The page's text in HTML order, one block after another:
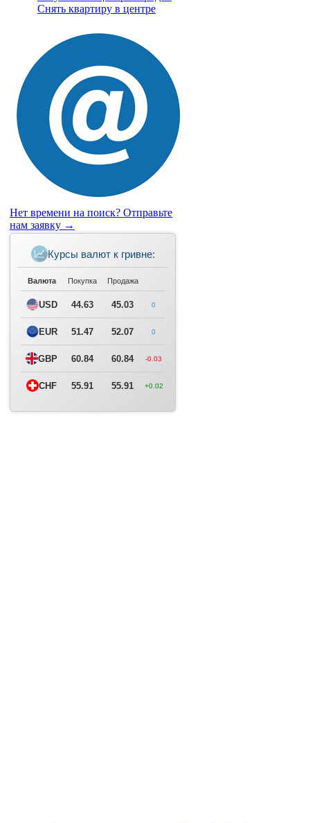
Снять квартиру в центре
Нет времени на поиск? Отправьте
нам заявку →
Курсы валют к гривне:
Валюта Покупка Продажа
USD 44.63 45.03 0
EUR 51.47 52.07 0
GBP 60.84 60.84 -0.03
CHF 55.91 55.91 +0.02